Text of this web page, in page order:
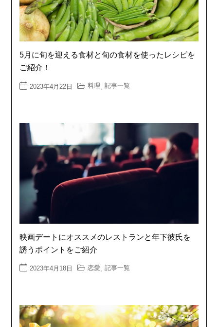
5月に旬を迎える食材と旬の食材を使ったレシピを
ご紹介！
2023年4月22日 料理 記事一覧
映画デートにオススメのレストランと年下彼氏を
誘うポイントをご紹介
2023年4月18日 恋愛, 記事一覧